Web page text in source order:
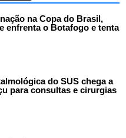
na Copa do Brasil,
enfrenta o Botafogo e tenta
do SUS chega a
para consultas e cirurgias